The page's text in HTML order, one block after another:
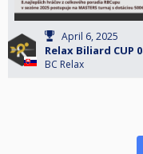
April 6, 2025
Relax Biliard CUP
BC Relax